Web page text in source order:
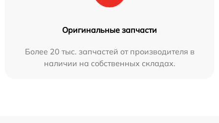
Оригинальные запчасти
Более 20 тыс. запчастей от производителя в
наличии на собственных складах.